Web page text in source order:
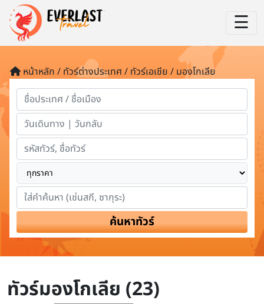
☰
หน้าหลัก / ทัวร์ต่างประเทศ / ทัวร์เอเชีย / มองโกเลีย
ค้นหาทัวร์
ทัวร์มองโกเลีย (23)